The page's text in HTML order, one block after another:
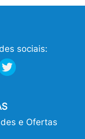
sociais:
e Ofertas